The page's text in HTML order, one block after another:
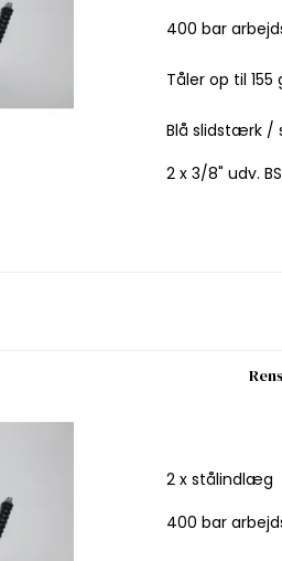
400 bar
Tåler op til
Blå slidstærk
2 x 3/8" udv.
2 x stålindlæg
400 bar